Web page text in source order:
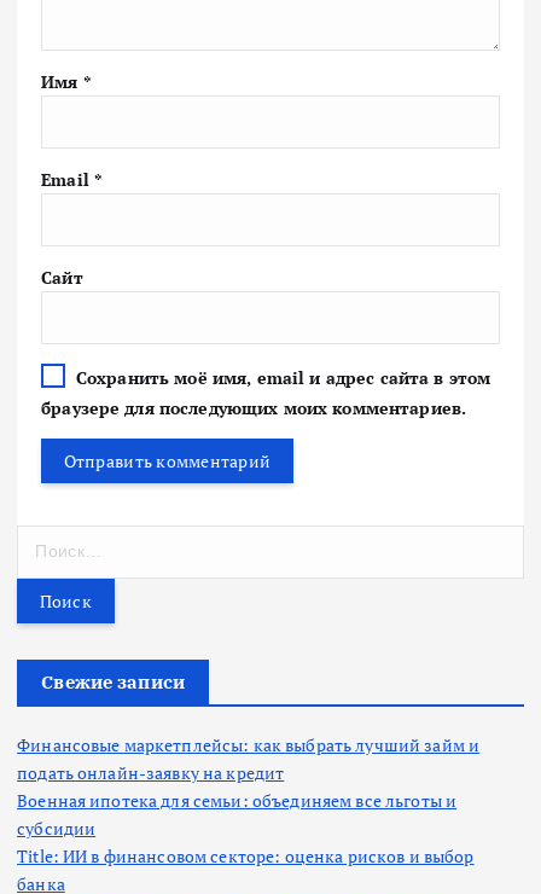
Имя *
Email *
Сайт
Сохранить моё имя, email и адрес сайта в этом
браузере для последующих моих комментариев.
т
Свежие записи
Финансовые маркетплейсы: как выбрать лучший займ и
подать онлайн-заявку на кредит
Военная ипотека для семьи: объединяем все льготы и
субсидии
Title: ИИ в финансовом секторе: оценка рисков и выбор
банка